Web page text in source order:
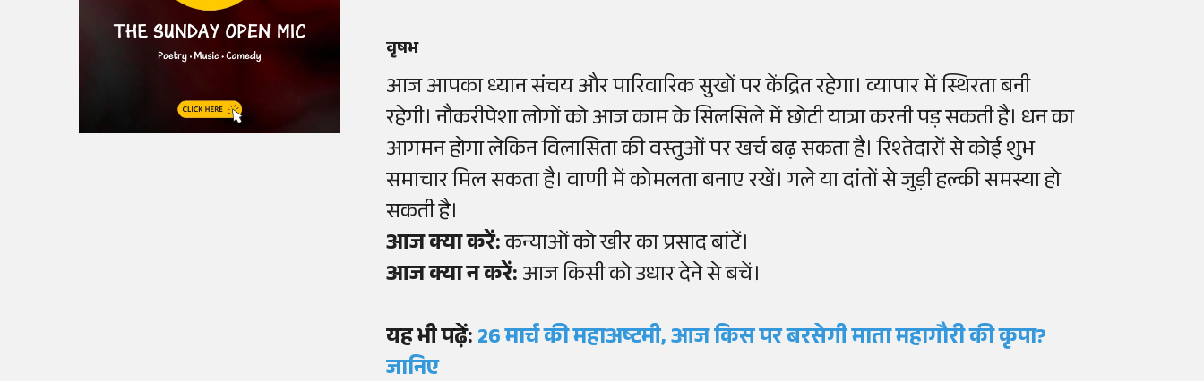
वृषभ
आज आपका ध्यान संचय और पारिवारिक सुखों पर केंद्रित रहेगा। व्यापार में स्थिरता बनी
रहेगी। नौकरीपेशा लोगों को आज काम के सिलसिले में छोटी यात्रा करनी पड़ सकती है। धन का
आगमन होगा लेकिन विलासिता की वस्तुओं पर खर्च बढ़ सकता है। रिश्तेदारों से कोई शुभ
समाचार मिल सकता है। वाणी में कोमलता बनाए रखें। गले या दांतों से जुड़ी हल्की समस्या हो
सकती है।
आज क्या करें:कन्याओं को खीर का प्रसाद बांटें।
आज क्या न करें:आज किसी को उधार देने से बचें।
यह भी पढ़ें:26 मार्च की महाअष्टमी, आज किस पर बरसेगी माता महागौरी की कृपा?
जानिए